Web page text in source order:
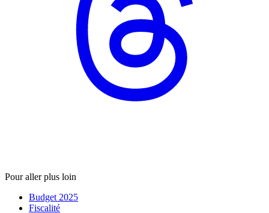
Pour aller plus loin
Budget 2025
Fiscalité